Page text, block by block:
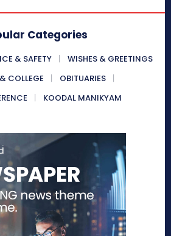
Categories
& SAFETY
WISHES & GREETINGS
COLLEGE
OBITUARIES
KOODAL MANIKYAM